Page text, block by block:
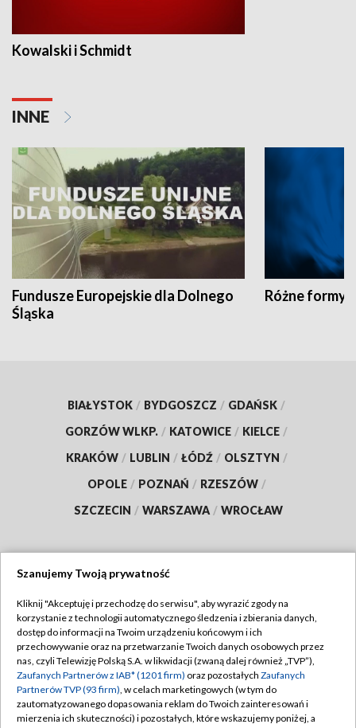
Kowalski i Schmidt
INNE
Fundusze Europejskie dla Dolnego
Śląska
Różne formy
BIAŁYSTOK / BYDGOSZCZ / GDAŃSK /
GORZÓW WLKP. / KATOWICE / KIELCE /
KRAKÓW / LUBLIN / ŁÓDŹ / OLSZTYN /
OPOLE / POZNAŃ / RZESZÓW /
SZCZECIN / WARSZAWA / WROCŁAW
TVP
Abonament TVP
Emisja w TVP
Centrum informacji TVP
Naziemna Telewizja Cyfrowa
Regulamin TVP
Polityka prywatności
Moje zgody
Szanujemy Twoją prywatność
Kliknij "Akceptuję i przechodzę do serwisu", aby wyrazić zgody na
korzystanie z technologii automatycznego śledzenia i zbierania danych,
dostęp do informacji na Twoim urządzeniu końcowym i ich
przechowywanie oraz na przetwarzanie Twoich danych osobowych przez
nas, czyli Telewizję Polską S.A. w likwidacji (zwaną dalej również „TVP”),
Zaufanych Partnerów z IAB* (1201 firm) oraz pozostałych Zaufanych
Partnerów TVP (93 firm), w celach marketingowych (w tym do
zautomatyzowanego dopasowania reklam do Twoich zainteresowań i
mierzenia ich skuteczności) i pozostałych, które wskazujemy poniżej, a